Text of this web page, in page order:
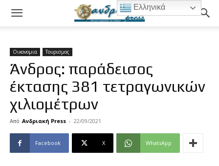
Οικονομια Τουρισμος
Άνδρος: παράδεισος
έκτασης 381 τετραγωνικών
χιλιομέτρων
Από Ανδριακή Press - 22/09/2021
Facebook X WhatsApp
Ελληνικά